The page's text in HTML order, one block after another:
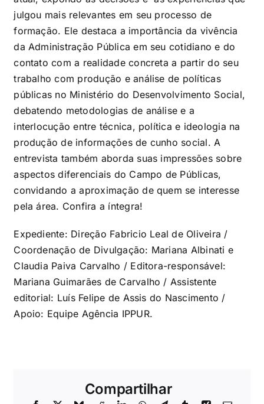
julgou mais relevantes em seu processo de
formação. Ele destaca a importância da vivência
da Administração Pública em seu cotidiano e do
contato com a realidade concreta a partir do seu
trabalho com produção e análise de políticas
públicas no Ministério do Desenvolvimento Social,
debatendo metodologias de análise e a
interlocução entre técnica, política e ideologia na
produção de informações de cunho social. A
entrevista também aborda suas impressões sobre
aspectos diferenciais do Campo de Públicas,
convidando a aproximação de quem se interesse
pela área. Confira a íntegra!
Expediente: Direção Fabricio Leal de Oliveira /
Coordenação de Divulgação: Mariana Albinati e
Claudia Paiva Carvalho / Editora-responsável:
Mariana Guimarães de Carvalho / Assistente
editorial: Luís Felipe de Assis do Nascimento /
Apoio: Equipe Agência IPPUR.
Compartilhar